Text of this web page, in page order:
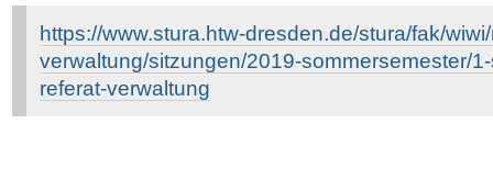
https://www.stura.htw-dresden.de/stura/fak/
verwaltung/sitzungen/2019-sommersemester/
referat-verwaltung